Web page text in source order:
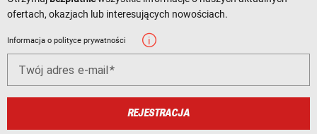
ofertach, okazjach lub interesujących nowościach.
Informacja o polityce prywatności
Twój adres e-mail
REJESTRACJA